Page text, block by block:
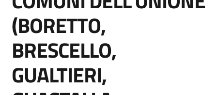
(BORETTO,
BRESCELLO,
GUALTIERI,